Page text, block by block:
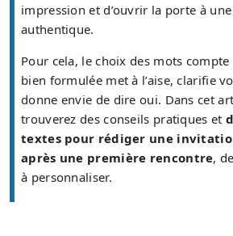
impression et d’ouvrir la porte à
authentique.
Pour cela, le choix des mots
bien formulée met à l’aise, clarifie
donne envie de dire oui. Dans cet
trouverez des conseils pratiques et
textes pour rédiger une
après une première rencontre,
à personnaliser.